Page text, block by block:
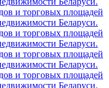
и торговых площадей
Беларуси.
и торговых площадей
Беларуси.
и торговых площадей
Беларуси.
и торговых площадей
Беларуси.